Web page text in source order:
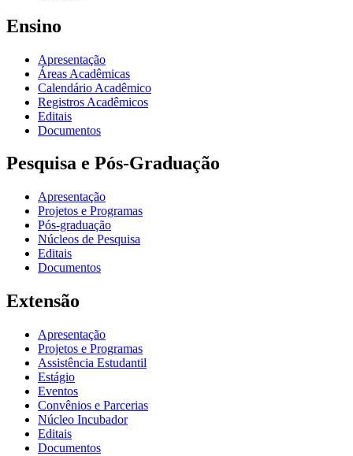
Ensino
Apresentação
Áreas Acadêmicas
Calendário Acadêmico
Registros Acadêmicos
Editais
Documentos
Pesquisa e Pós-Graduação
Apresentação
Projetos e Programas
Pós-graduação
Núcleos de Pesquisa
Editais
Documentos
Extensão
Apresentação
Projetos e Programas
Assistência Estudantil
Estágio
Eventos
Convênios e Parcerias
Núcleo Incubador
Editais
Documentos